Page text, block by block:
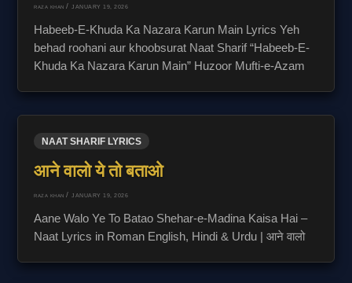
RAZA KHAN/ JANUARY 19, 2026
Habeeb-E-Khuda Ka Nazara Karun Main Lyrics Yeh
behad roohani aur khoobsurat Naat Sharif “Habeeb-E-
Khuda Ka Nazara Karun Main” Huzoor Mufti-e-Azam
NAAT SHARIF LYRICS
आने वालो ये तो बताओ
RAZA KHAN/ JANUARY 19, 2026
Aane Walo Ye To Batao Shehar-e-Madina Kaisa Hai –
Naat Lyrics in Roman English, Hindi & Urdu | आने वालो